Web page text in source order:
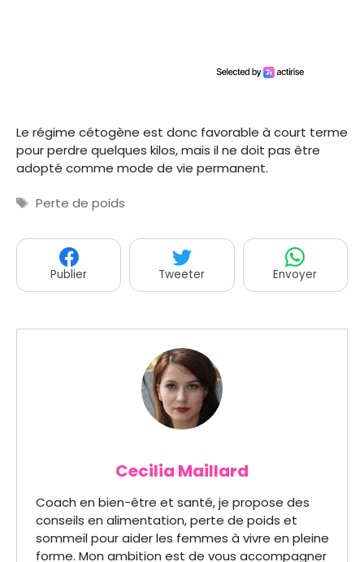
Le régime cétogène est donc favorable à court terme
pour perdre quelques kilos, mais il ne doit pas être
adopté comme mode de vie permanent.
Étiquettes
Perte de poids
Publier Tweeter Envoyer
Cecilia Maillard
Coach en bien-être et santé, je propose des
conseils en alimentation, perte de poids et
sommeil pour aider les femmes à vivre en pleine
forme. Mon ambition est de vous accompagner